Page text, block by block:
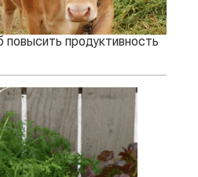
продуктивность